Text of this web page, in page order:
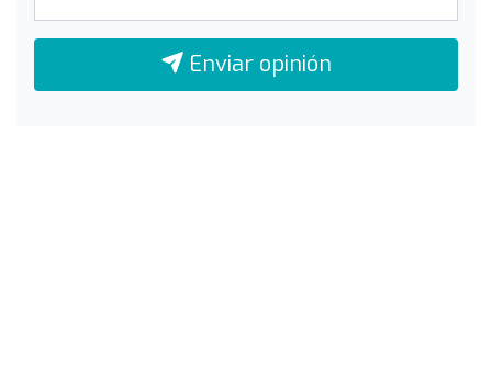
Enviar opinión